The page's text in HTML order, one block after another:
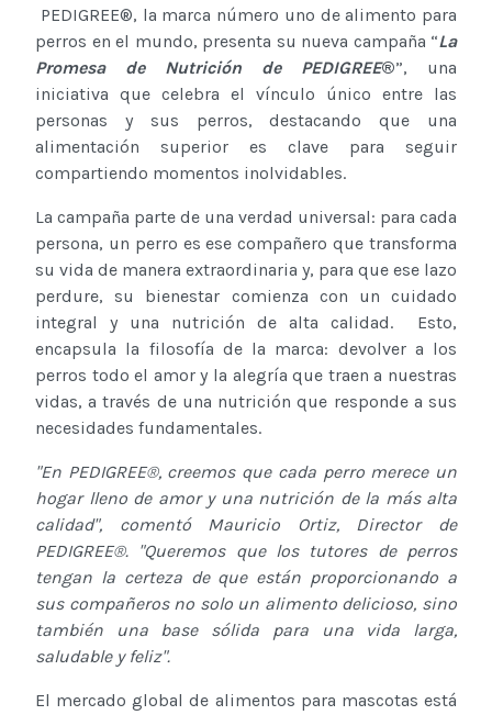
PEDIGREE®, la marca número uno de alimento para
perros en el mundo, presenta su nueva campaña “La
Promesa de Nutrición de PEDIGREE®”, una
iniciativa que celebra el vínculo único entre las
personas y sus perros, destacando que una
alimentación superior es clave para seguir
compartiendo momentos inolvidables.
La campaña parte de una verdad universal: para cada
persona, un perro es ese compañero que transforma
su vida de manera extraordinaria y, para que ese lazo
perdure, su bienestar comienza con un cuidado
integral y una nutrición de alta calidad. Esto,
encapsula la filosofía de la marca: devolver a los
perros todo el amor y la alegría que traen a nuestras
vidas, a través de una nutrición que responde a sus
necesidades fundamentales.
"En PEDIGREE®, creemos que cada perro merece un
hogar lleno de amor y una nutrición de la más alta
calidad", comentó Mauricio Ortiz, Director de
PEDIGREE®. "Queremos que los tutores de perros
tengan la certeza de que están proporcionando a
sus compañeros no solo un alimento delicioso, sino
también una base sólida para una vida larga,
saludable y feliz".
El mercado global de alimentos para mascotas está